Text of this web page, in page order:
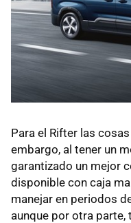
Para el Rifter las
embargo, al tener un
garantizado un mejor
disponible con caja
manejar en periodos
aunque por otra